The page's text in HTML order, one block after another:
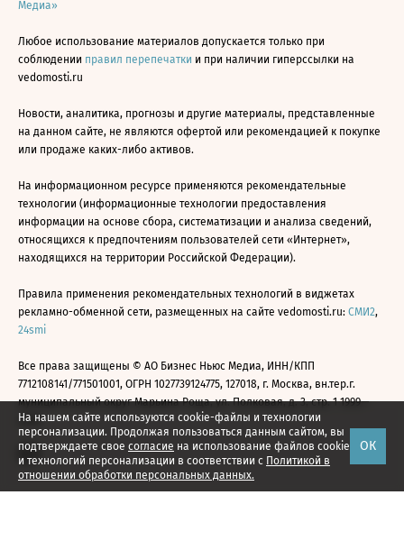
На нашем сайте используются cookie-файлы и технологии
персонализации. Продолжая пользоваться данным сайтом, вы
подтверждаете свое согласие на использование файлов cookie
и технологий персонализации в соответствии с Политикой в
отношении обработки персональных данных.
ОК
Медиа»
Любое использование материалов допускается только при
соблюдении правил перепечатки и при наличии гиперссылки на
vedomosti.ru
Новости, аналитика, прогнозы и другие материалы, представленные
на данном сайте, не являются офертой или рекомендацией к покупке
или продаже каких-либо активов.
На информационном ресурсе применяются рекомендательные
технологии (информационные технологии предоставления
информации на основе сбора, систематизации и анализа сведений,
относящихся к предпочтениям пользователей сети «Интернет»,
находящихся на территории Российской Федерации).
Правила применения рекомендательных технологий в виджетах
рекламно-обменной сети, размещенных на сайте vedomosti.ru: СМИ2,
24smi
Все права защищены © АО Бизнес Ньюс Медиа, ИНН/КПП
7712108141/771501001, ОГРН 1027739124775, 127018, г. Москва, вн.тер.г.
муниципальный округ Марьина Роща, ул. Полковая, д. 3, стр. 1 1999—
2026